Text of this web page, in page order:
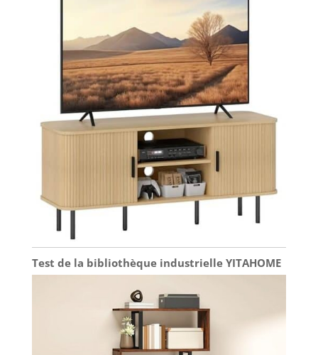
Test de la bibliothèque industrielle YITAHOME